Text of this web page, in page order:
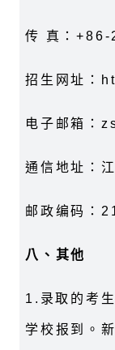
传 真：+86-
招生网址：
电子邮箱：
通信地址：
邮政编码：
八、其他
1. 录取的考
学校报到。